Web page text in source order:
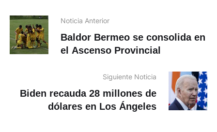
Noticia Anterior
Baldor Bermeo se consolida en
el Ascenso Provincial
Siguiente Noticia
Biden recauda 28 millones de
dólares en Los Ángeles